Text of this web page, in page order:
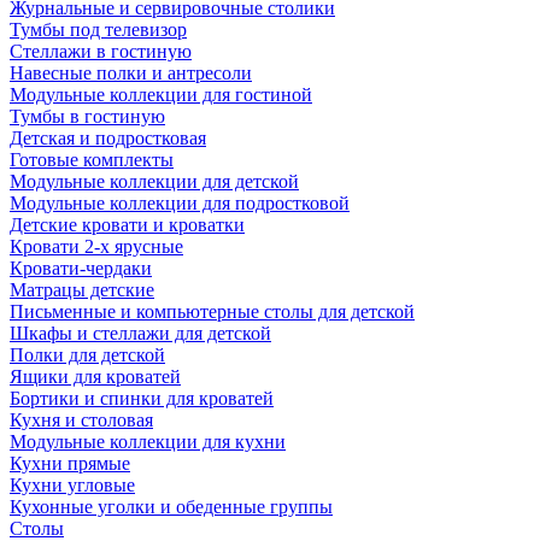
Журнальные и сервировочные столики
Тумбы под телевизор
Стеллажи в гостиную
Навесные полки и антресоли
Модульные коллекции для гостиной
Тумбы в гостиную
Детская и подростковая
Готовые комплекты
Модульные коллекции для детской
Модульные коллекции для подростковой
Детские кровати и кроватки
Кровати 2-х ярусные
Кровати-чердаки
Матрацы детские
Письменные и компьютерные столы для детской
Шкафы и стеллажи для детской
Полки для детской
Ящики для кроватей
Бортики и спинки для кроватей
Кухня и столовая
Модульные коллекции для кухни
Кухни прямые
Кухни угловые
Кухонные уголки и обеденные группы
Столы